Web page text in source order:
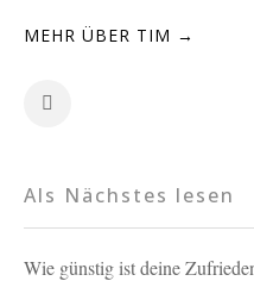
MEHR ÜBER TIM →
Als Nächstes lesen
Wie günstig ist deine